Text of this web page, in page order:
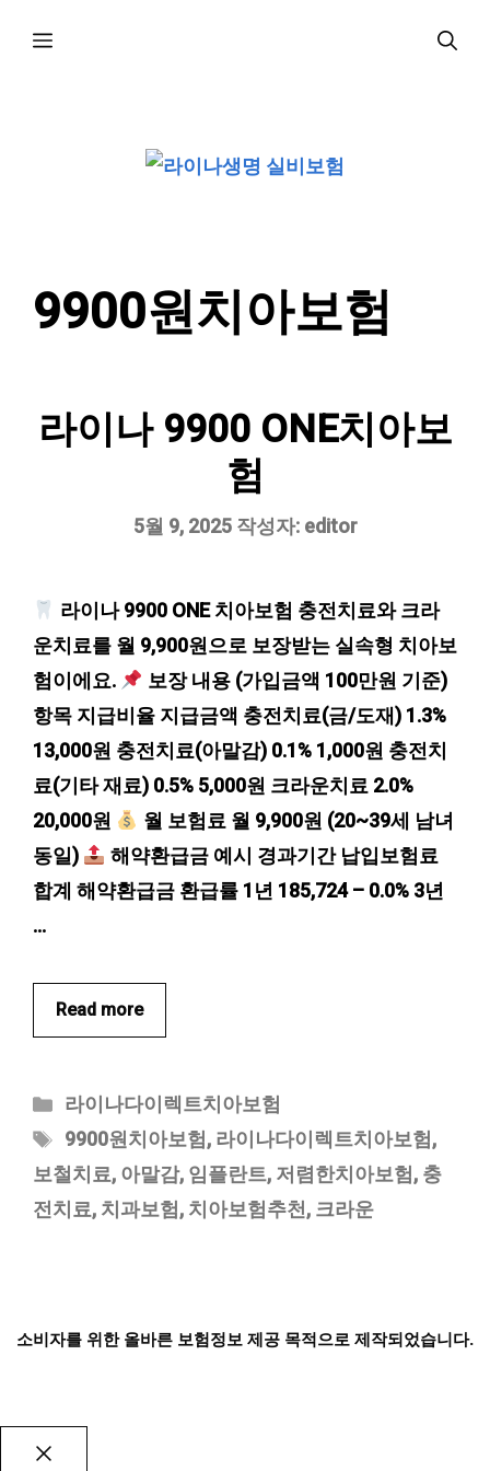
메
9900원치아보험
라이나 9900 ONE치아보
험
5월 9, 2025 작성자: editor
라이나 9900 ONE 치아보험 충전치료와 크라
운치료를 월 9,900원으로 보장받는 실속형 치아보
험이에요.
보장 내용 (가입금액 100만원 기준)
항목 지급비율 지급금액 충전치료(금/도재) 1.3%
13,000원 충전치료(아말감) 0.1% 1,000원 충전치
료(기타 재료) 0.5% 5,000원 크라운치료 2.0%
20,000원
월 보험료 월 9,900원 (20~39세 남녀
동일)
해약환급금 예시 경과기간 납입보험료
합계 해약환급금 환급률 1년 185,724 – 0.0% 3년
…
Read more
카
테
고
리
라이나다이렉트치아보험
태
그
9900원치아보험 , 라이나다이렉트치아보험 ,
보철치료, 아말감, 임플란트, 저렴한치아보험 , 충
전치료, 치과보험 , 치아보험추천, 크라운
소비자를 위한 올바른 보험정보 제공 목적으로 제작되었습니다.